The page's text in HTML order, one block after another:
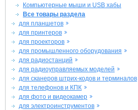
Компьютерные мыши и USB хабы
Все товары раздела
для планшетов
для принтеров
для проекторов
для промышленного оборудования
для радиостанций
для радиоуправляемых моделей
для сканеров штрих-кодов и терминалов
для телефонов и КПК
для фото и видеокамер
для электроинструментов